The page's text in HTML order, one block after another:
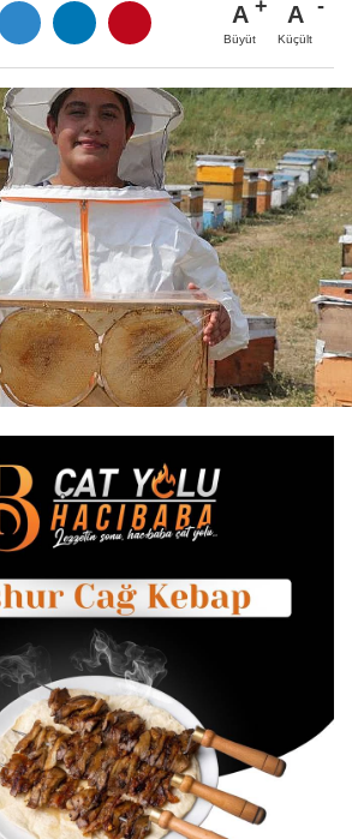
A
Büyüt
A
Küçült